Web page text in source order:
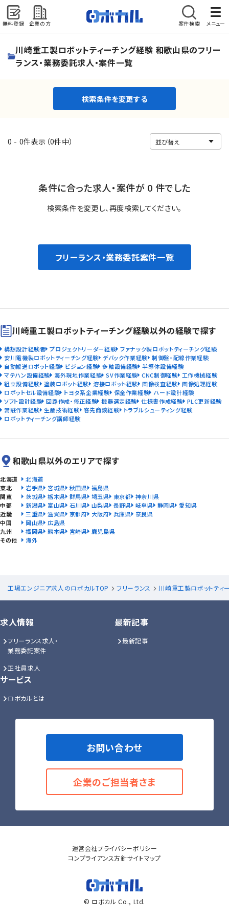
無料登録 企業の方 案件検索 メニュー
検索条件を変更する
川崎重工製ロボットティーチング経験 和歌山県のフリー
ランス・業務委託求人・案件一覧
検索条件を変更する
0 - 0件表示（0件中）
条件に合った求人・案件が 0 件でした
検索条件を変更し、再度検索してください。
フリーランス・業務委託案件一覧
川崎重工製ロボットティーチング経験以外の経験で探す
構想設計経験者 プロジェクトリーダー経験 ファナック製ロボットティーチング経験
安川電機製ロボットティーチング経験 デバック作業経験 制御盤・配線作業経験
自動搬送ロボット経験 ビジョン経験 多軸設備経験 半導体設備経験
マテハン設備経験 海外現地作業経験 SV作業経験 CNC制御経験 工作機械経験
組立設備経験 塗装ロボット経験 溶接ロボット経験 画像検査経験 画像処理経験
ロボットセル設備経験 トヨタ系企業経験 保全作業経験 ハード設計経験
ソフト設計経験 回路作成・修正経験 機器選定経験 仕様書作成経験 PLC更新経験
常駐作業経験 生産技術経験 客先商談経験 トラブルシューティング経験
ロボットティーチング講師経験
和歌山県以外のエリアで探す
北海道
北海道
東北
岩手県 宮城県 秋田県 福島県
関東
茨城県 栃木県 群馬県 埼玉県 東京都
神奈川県
中部
新潟県 富山県 石川県 山梨県 長野県 岐阜県 静岡県 愛知県
近畿
三重県 滋賀県 京都府 大阪府 兵庫県 奈良県
中国
岡山県
広島県
九州
福岡県 熊本県 宮崎県
鹿児島県
その他
海外
工場エンジニア求人のロボカルTOP フリーランス 川崎重工製ロボットティ
求人情報
フリーランス求人・
業務委託案件
正社員求人
最新記事
最新記事
サービス
ロボカルとは
お問い合わせ
企業のご担当者さま
運営会社プライバシーポリシー
コンプライアンス方針サイトマップ
© ロボカル Co., Ltd.